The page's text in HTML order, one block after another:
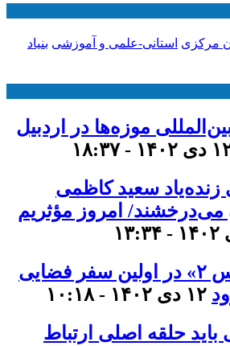
مرکزی استانی-علمی و آموزشی بنیاد
موزه‌ها در اردبیل
۱۴۰۲ - ۱۸:۳۷
زنده‌یاد سعید کاظمی
می‌درخشند/ امروز مؤثریم
فضانورد «آرتمیس ۲» در اولین سفر فضایی
۱۲ دی ۱۴۰۲ - ۱۰:۱۸
حلقه اصلی ارتباط